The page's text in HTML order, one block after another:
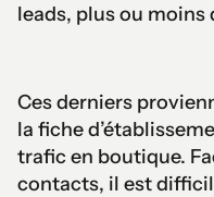
leads, plus ou moins
Ces derniers
la fiche
trafic en boutique.
contacts, il est